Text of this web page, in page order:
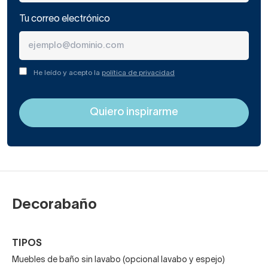
Tu correo electrónico
He leído y acepto la política de privacidad
Decorabaño
TIPOS
Muebles de baño sin lavabo (opcional lavabo y espejo)